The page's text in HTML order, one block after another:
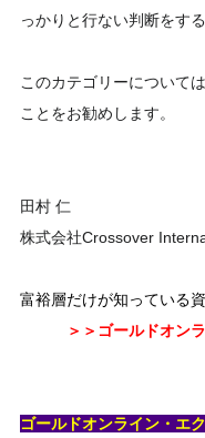
っかりと行ない判断をす
このカテゴリーについて
ことをお勧めします。
田村 仁
株式会社Crossover
富裕層だけが知っている
＞＞ゴールドオンライ
ゴールドオンライン・エ